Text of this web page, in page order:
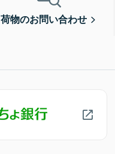
荷物のお問い合わせ